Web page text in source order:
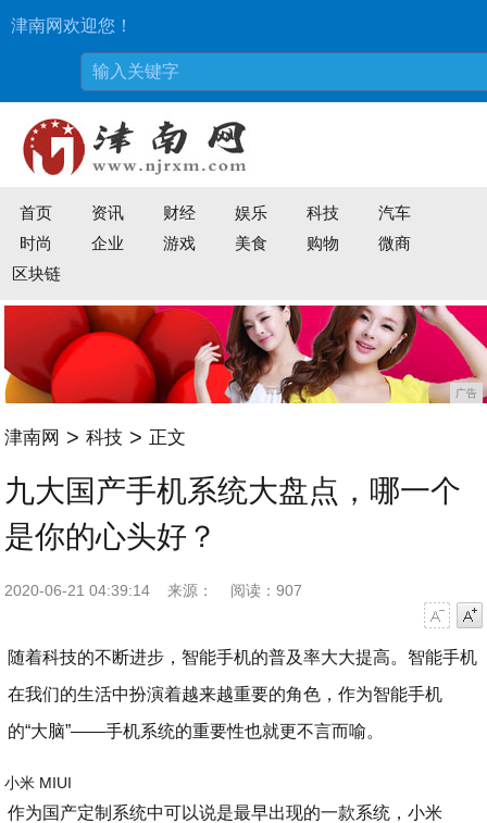
津南网欢迎您！
首页 资讯 财经 娱乐 科技
汽车
时尚
企业 游戏 美食 购物
微商
区块链
广告
津南网 > 科技 > 正文
九大国产手机系统大盘点，哪一个
是你的心头好？
2020-06-21 04:39:14 来源：
阅读：907
随着科技的不断进步，智能手机的普及率大大提高。智能手机
在我们的生活中扮演着越来越重要的角色，作为智能手机
的“大脑”——手机系统的重要性也就更不言而喻。
小米 MIUI
作为国产定制系统中可以说是最早出现的一款系统，小米